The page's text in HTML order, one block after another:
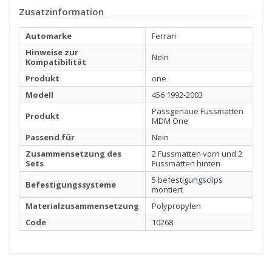
handelt sich um ein Beispiel zur Veranschaulichung der
1 STICKEREI
Klicken Sie hier, um zu starten
Zusatzinformation
Automarke
Ferrari
Hinweise zur
Kompatibilität
Nein
Produkt
one
Modell
456 1992-2003
Produkt
Passgenaue Fussmatten
MDM One
Passend für
Nein
Zusammensetzung des
Sets
2 Fussmatten vorn und 2
Fussmatten hinten
Befestigungssysteme
5 befestigungsclips
montiert
Materialzusammensetzung
Polypropylen
Code
10268